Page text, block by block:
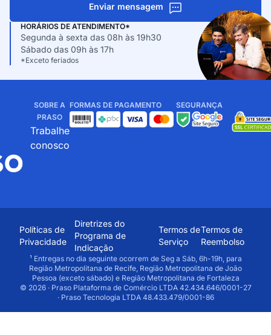
Enviar mensagem
HORÁRIOS DE ATENDIMENTO*
Segunda à sexta das 08h às 19h30
Sábado das 09h às 17h
*Exceto feriados
SOBRE A
PRASO
Trabalhe
conosco
FORMAS DE PAGAMENTO SEGURANÇA
Políticas de
Privacidade
Diretrizes do
Programa de
Indicação
Termos de
Serviço
Termos de
Reembolso
¹ Entregas no dia seguinte ocorrem de Seg a Sáb, 6h-19h, para
Região Metropolitana de Recife, Região Metropolitana de João
Pessoa (exceto sábado) e Região Metropolitana de Fortaleza
© 2026 · Praso Plataforma de Comércio LTDA 42.434.646/0001-27
· Praso Tecnologia LTDA 48.433.479/0001-86